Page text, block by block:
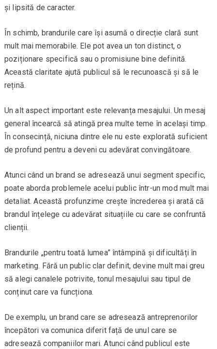
și lipsită de caracter.
În schimb, brandurile care își asumă o direcție clară sunt
mult mai memorabile. Ele pot avea un ton distinct, o
poziționare specifică sau o promisiune bine definită.
Această claritate ajută publicul să le recunoască și să le
rețină.
Un alt aspect important este relevanța mesajului. Un mesaj
general încearcă să atingă prea multe teme în același timp.
În consecință, niciuna dintre ele nu este explorată suficient
de profund pentru a deveni cu adevărat convingătoare.
Atunci când un brand se adresează unui segment specific,
poate aborda problemele acelui public într-un mod mult mai
detaliat. Această profunzime crește încrederea și arată că
brandul înțelege cu adevărat situațiile cu care se confruntă
clienții.
Brandurile „pentru toată lumea” întâmpină și dificultăți în
marketing. Fără un public clar definit, devine mult mai greu
să alegi canalele potrivite, tonul mesajului sau tipul de
conținut care va funcționa.
De exemplu, un brand care se adresează antreprenorilor
începători va comunica diferit față de unul care se
adresează companiilor mari. Atunci când publicul este